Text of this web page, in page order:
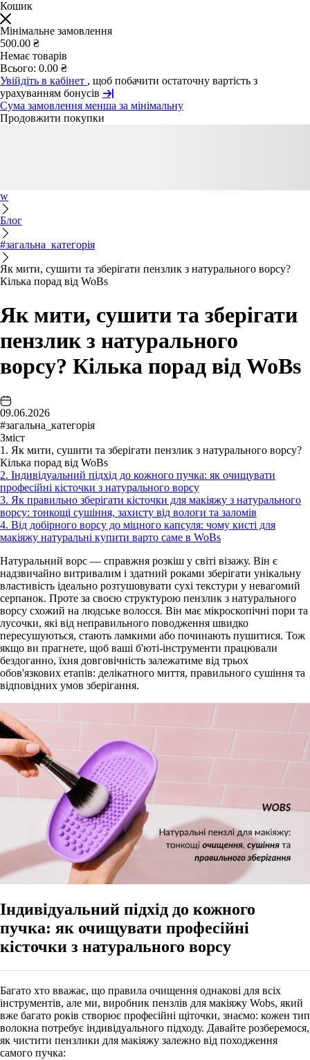
Кошик
Мінімальне замовлення
500.00 ₴
Немає товарів
Всього: 0.00 ₴
Увійдіть в кабінет , щоб побачити остаточну вартість з
урахуванням бонусів
Сума замовлення менша за мінімальну
Продовжити покупки
w
Блог
#загальна_категорія
Як мити, сушити та зберігати пензлик з натурального ворсу?
Кілька порад від WoBs
Як мити, сушити та зберігати
пензлик з натурального
ворсу? Кілька порад від WoBs
09.06.2026
#загальна_категорія
Зміст
1. Як мити, сушити та зберігати пензлик з натурального ворсу?
Кілька порад від WoBs
2. Індивідуальний підхід до кожного пучка: як очищувати
професійні кісточки з натурального ворсу
3. Як правильно зберігати кісточки для макіяжу з натурального
ворсу: тонкощі сушіння, захисту від вологи та заломів
4. Від добірного ворсу до міцного капсуля: чому кисті для
макіяжу натуральні купити варто саме в WoBs
Натуральний ворс — справжня розкіш у світі візажу. Він є
надзвичайно витривалим і здатний роками зберігати унікальну
властивість ідеально розтушовувати сухі текстури у невагомий
серпанок. Проте за своєю структурою пензлик з натурального
ворсу схожий на людське волосся. Він має мікроскопічні пори та
лусочки, які від неправильного поводження швидко
пересушуються, стають ламкими або починають пушитися. Тож
якщо ви прагнете, щоб ваші б'юті-інструменти працювали
бездоганно, їхня довговічність залежатиме від трьох
обов'язкових етапів: делікатного миття, правильного сушіння та
відповідних умов зберігання.
Індивідуальний підхід до кожного
пучка: як очищувати професійні
кісточки з натурального ворсу
Багато хто вважає, що правила очищення однакові для всіх
інструментів, але ми, виробник пензлів для макіяжу Wobs, який
вже багато років створює професійні щіточки, знаємо: кожен тип
волокна потребує індивідуального підходу. Давайте розберемося,
як чистити пензлики для макіяжу залежно від походження
самого пучка: